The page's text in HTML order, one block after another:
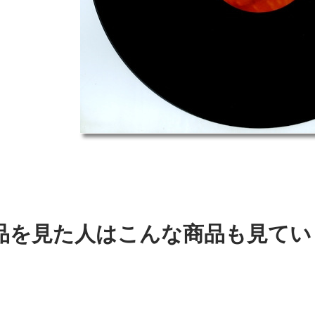
を見た人はこんな商品も見て